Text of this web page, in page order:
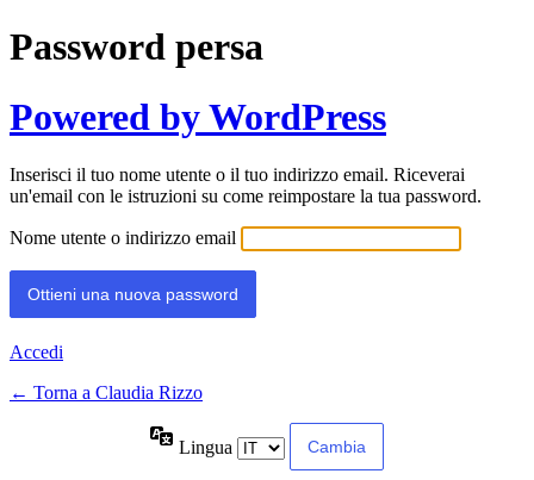
Password persa
Powered by WordPress
Inserisci il tuo nome utente o il tuo indirizzo email. Riceverai
un'email con le istruzioni su come reimpostare la tua password.
Nome utente o indirizzo email
Accedi
← Torna a Claudia Rizzo
Lingua